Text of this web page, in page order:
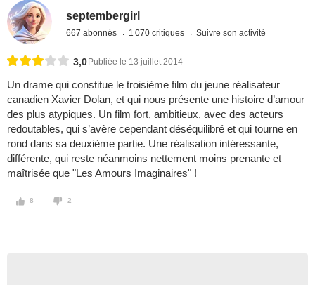
septembergirl
667 abonnés 1 070 critiques Suivre son activité
3,0 Publiée le 13 juillet 2014
Un drame qui constitue le troisième film du jeune réalisateur
canadien Xavier Dolan, et qui nous présente une histoire d’amour
des plus atypiques. Un film fort, ambitieux, avec des acteurs
redoutables, qui s’avère cependant déséquilibré et qui tourne en
rond dans sa deuxième partie. Une réalisation intéressante,
différente, qui reste néanmoins nettement moins prenante et
maîtrisée que "Les Amours Imaginaires" !
8 2